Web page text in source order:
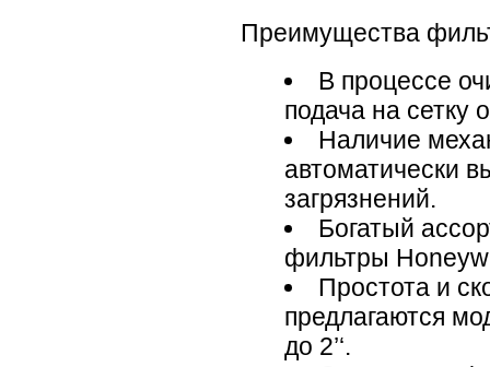
Преимущества
В процессе
подача на сетку
Наличие
автоматически
загрязнений.
Богатый
фильтры
Простота и
предлагаются
до 2’‘.